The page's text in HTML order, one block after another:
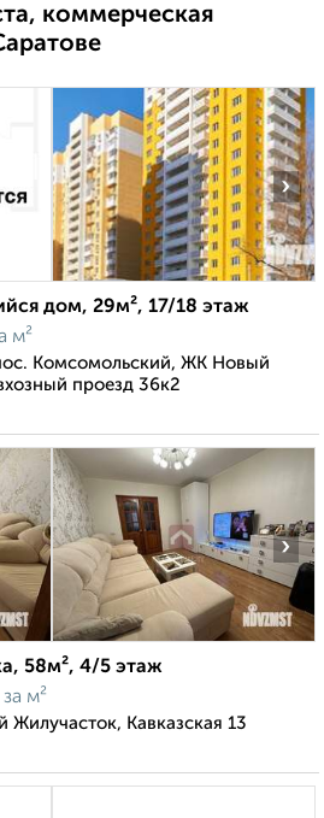
коммерческая
›
дом, 29м², 17/18 этаж
м²
Комсомольский, ЖК Новый
проезд 36к2
›
58м², 4/5 этаж
за м²
Кавказская 13